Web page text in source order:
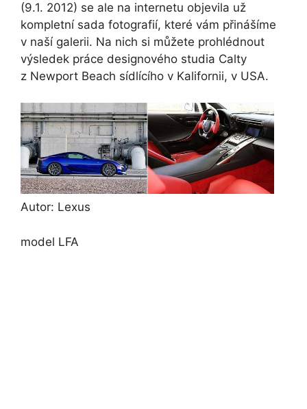
(9.1. 2012) se ale na internetu objevila už
kompletní sada fotografií, které vám přinášíme
v naší galerii. Na nich si můžete prohlédnout
výsledek práce designového studia Calty
z Newport Beach sídlícího v Kalifornii, v USA.
Autor: Lexus
model LFA